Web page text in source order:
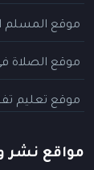
موقع المسلم
موقع الصلاة
موقع تعليم
مواقع نشر